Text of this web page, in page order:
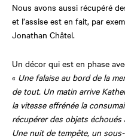
Nous avons aussi récupéré
et l’assise est en fait, par
Jonathan Châtel.
Un décor qui est en phase
« Une falaise au bord de la
de tout. Un matin arrive
la vitesse effrénée la
récupérer des objets échoués
Une nuit de tempête, un